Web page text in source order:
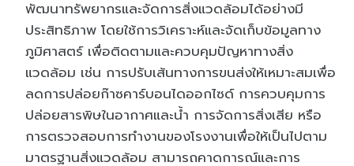
พัฒนาทรัพยากรและจัดการสิ่งแวดล้อมได้อย่างมี
ประสิทธิภาพ โดยใช้การวิเคราะห์และจัดเก็บข้อมูลทาง
ภูมิศาสตร์ เพื่อติดตามและควบคุมปัญหาทางสิ่ง
แวดล้อม เช่น การปรับเส้นทางการขนส่งให้เหมาะสมเพื่อ
ลดการปล่อยก๊าซคาร์บอนไดออกไซด์ การควบคุมการ
ปล่อยสารพิษในอากาศและน้ำ การจัดการสิ่งเสีย หรือ
การตรวจสอบการทำงานของโรงงานเพื่อให้เป็นไปตาม
มาตรฐานสิ่งแวดล้อม สามารถคาดการณ์และการ